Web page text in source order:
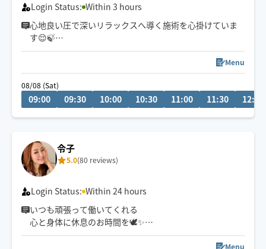
Login Status: Within 3 hours
心地良い圧で深いリラックスへ導く施術を心掛けていま
す😌🍃
もみほぐしはストレッチ込みの施術も可能です✨
Menu
08/08 (Sat)
09:00 09:30 10:00 10:30 11:00 11:30 12:00
令子
5.0(80 reviews)
Login Status: Within 24 hours
いつも頑張って働いてくれる
心と身体に休息のお時間を🕊️✨
Menu